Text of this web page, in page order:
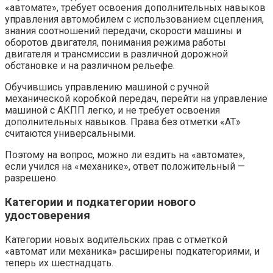
«автомате», требует освоения дополнительных навыков
управления автомобилем с использованием сцепления,
знания соотношений передачи, скорости машины и
оборотов двигателя, понимания режима работы
двигателя и трансмиссии в различной дорожной
обстановке и на различном рельефе.
Обучившись управлению машиной с ручной
механической коробкой передач, перейти на управление
машиной с АКПП легко, и не требует освоения
дополнительных навыков. Права без отметки «АТ»
считаются универсальными.
Поэтому на вопрос, можно ли ездить на «автомате»,
если учился на «механике», ответ положительный —
разрешено.
Категории и подкатегории нового
удостоверения
Категории новых водительских прав с отметкой
«автомат или механика» расширены подкатегориями, и
теперь их шестнадцать.